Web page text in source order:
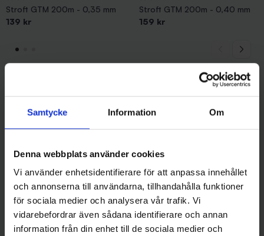
Samtycke Information Om
Denna webbplats använder cookies
Vi använder enhetsidentifierare för att anpassa innehållet
och annonserna till användarna, tillhandahålla funktioner
för sociala medier och analysera vår trafik. Vi
vidarebefordrar även sådana identifierare och annan
information från din enhet till de sociala medier och
Stroft GTM 200m - 0,35 mm
139 kr
Stroft GTM 200m - 0,40 mm
159 kr
Andra gillade även